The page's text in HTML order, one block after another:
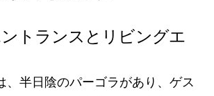
トランスとリビングエ
、半日陰のパーゴラがあり、ゲス